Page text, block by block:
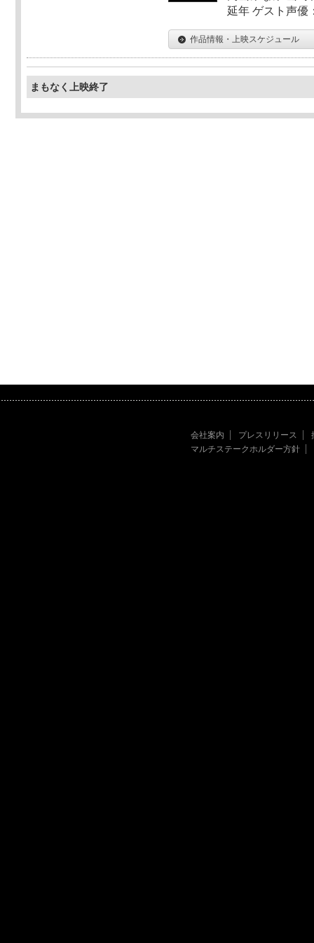
延年 ゲスト声優
作品情報・上映スケジュール
まもなく上映終了
会社案内 プレスリリース
マルチステークホルダー方針